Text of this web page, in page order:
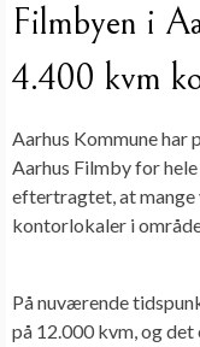
Filmbyen i
4.400 kvm
Aarhus Kommune har
Aarhus Filmby for
eftertragtet, at
kontorlokaler i
På nuværende
på 12.000 kvm, og